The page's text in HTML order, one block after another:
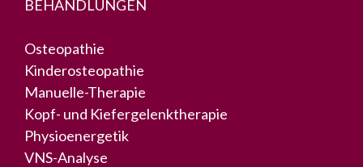
BEHANDLUNGEN
Osteopathie
Kinderosteopathie
Manuelle-Therapie
Kopf- und Kiefergelenktherapie
Physioenergetik
VNS-Analyse